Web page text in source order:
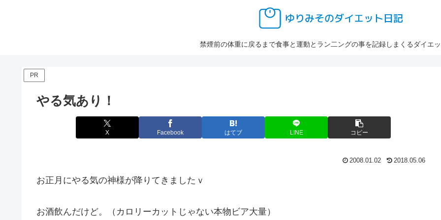
禁煙前の体重に戻るまで食事と運動とラン二ングの事を記録しまくるダイエ
PR
やる気あり！
X Facebook はてブ LINE コピー
2008.01.02 2018.05.06
お正月にやる気の神様が降りてきましたｖ
お酒飲んだけど。（カロリーカットじゃない本物ビア大量）